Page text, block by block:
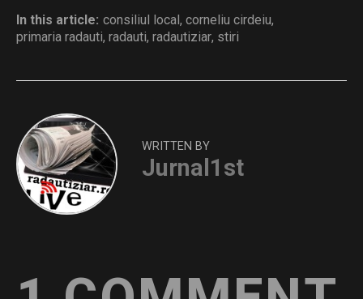
In this article: consiliul local, corneliu cirdeiu,
primaria radauti, radauti, radautiziar, stiri
WRITTEN BY
Jurnal1st